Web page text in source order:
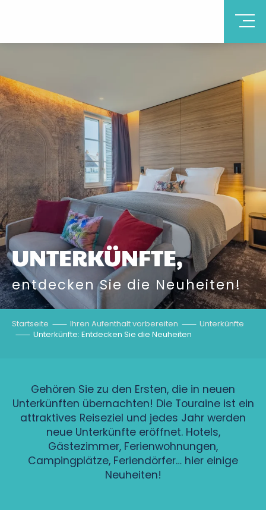
UNTERKÜNFTE,
entdecken Sie die Neuheiten!
Startseite Ihren Aufenthalt vorbereiten
Unterkünfte
Unterkünfte: Entdecken Sie die Neuheiten
Gehören Sie zu den Ersten, die in neuen
Unterkünften übernachten! Die Touraine ist ein
attraktives Reiseziel und jedes Jahr werden
neue Unterkünfte eröffnet. Hotels,
Gästezimmer, Ferienwohnungen,
Campingplätze, Feriendörfer… hier einige
Neuheiten!